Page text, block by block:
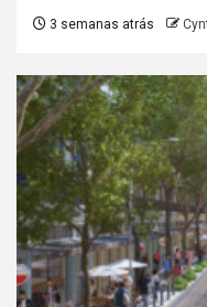
3 semanas atrás